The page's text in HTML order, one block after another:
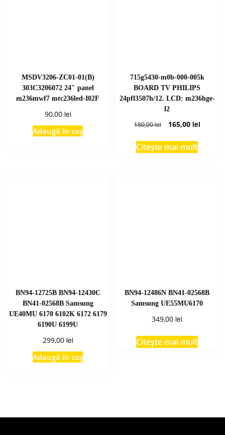
MSDV3206-ZC01-01(B)
303C3206072 24″ panel
m236mwf7 mtc236led-I02F
90,00 lei
Adaugă în coș
715g5430-m0b-000-005k
BOARD TV PHILIPS
24pfl3507h/12. LCD: m236hge-
l2
180,00lei
Prețul
a
fost:
165,00 leiPrețul
Citește mai mult
BN94-12725B BN94-12430C
BN41-02568B Samsung
UE40MU 6170 6102K 6172 6179
6190U 6199U
299,00 lei
Adaugă în coș
BN94-12486N BN41-02568B
Samsung UE55MU6170
349,00 lei
Citește mai mult